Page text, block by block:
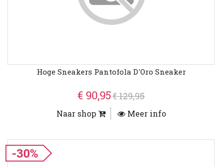
Hoge Sneakers Pantofola D'Oro Sneaker
€ 90,95€ 129,95
Naar shop Meer info
-30%